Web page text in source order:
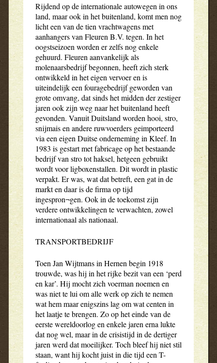
Rijdend op de internationale autowegen in ons
land, maar ook in het buitenland, komt men nog
licht een van de tien vrachtwagens met
aanhangers van Fleuren B.V. tegen. In het
oogstseizoen worden er zelfs nog enkele
gehuurd. Fleuren aanvankelijk als
molenaarsbedrijf begonnen, heeft zich sterk
ontwikkeld in het eigen vervoer en is
uiteindelijk een fouragebedrijf geworden van
grote omvang, dat sinds het midden der zestiger
jaren ook zijn weg naar het buitenland heeft
gevonden. Vanuit Duitsland worden hooi, stro,
snijmais en andere ruwvoerders geimporteerd
via een eigen Duitse onderneming in Kleef. In
1983 is gestart met fabricage op het bestaande
bedrijf van stro tot haksel, hetgeen gebruikt
wordt voor ligboxenstallen. Dit wordt in plastic
verpakt. Er was, wat dat betreft, een gat in de
markt en daar is de firma op tijd
ingespron¬gen. Ook in de toekomst zijn
verdere ontwikkelingen te verwachten, zowel
internationaal als nationaal.
TRANSPORTBEDRIJF
Toen Jan Wijtmans in Hernen begin 1918
trouwde, was hij in het rijke bezit van een ‘perd
en kar’. Hij mocht zich voerman noemen en
was niet te lui om alle werk op zich te nemen
wat hem maar enigszins lag om wat centen in
het laatje te brengen. Zo op het einde van de
eerste wereldoorlog en enkele jaren erna lukte
dat nog wel, maar in de crisistijd in de dertiger
jaren werd dat moeilijker. Toch bleef hij niet stil
staan, want hij kocht juist in die tijd een T-